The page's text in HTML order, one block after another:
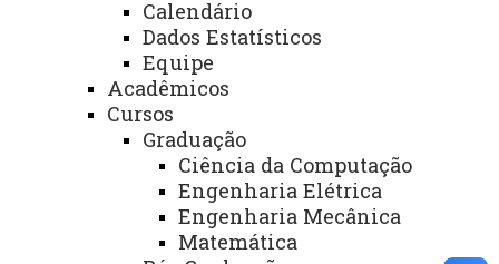
Calendário
Dados Estatísticos
Equipe
Acadêmicos
Cursos
Graduação
Ciência da Computação
Engenharia Elétrica
Engenharia Mecânica
Matemática